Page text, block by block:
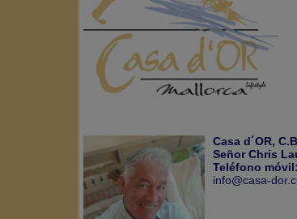
Casa d´OR,
Señor Chris
Teléfono móvil:
info@casa-